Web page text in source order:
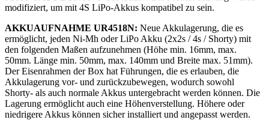
modifiziert, um mit 4S LiPo-Akkus kompatibel zu sein.
AKKUAUFNAHME UR4518N: Neue Akkulagerung, die es
ermöglicht, jeden Ni-Mh oder LiPo Akku (2x2s / 4s / Shorty) mit
den folgenden Maßen aufzunehmen (Höhe min. 16mm, max.
50mm. Länge min. 50mm, max. 140mm und Breite max. 51mm).
Der Eisenrahmen der Box hat Führungen, die es erlauben, die
Akkulagerung vor- und zurückzubewegen, wodurch sowohl
Shorty- als auch normale Akkus untergebracht werden können. Die
Lagerung ermöglicht auch eine Höhenverstellung. Höhere oder
niedrigere Akkus können sicher installiert und angepasst werden.